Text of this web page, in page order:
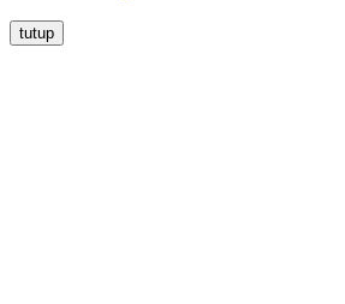
tutup